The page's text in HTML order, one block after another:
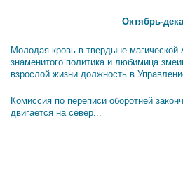
Октябрь-
Молодая кровь в твердыне
знаменитого политика и любимица
взрослой жизни должность в
Комиссия по переписи оборотней
двигается на север...